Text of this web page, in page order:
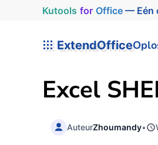
Kutools for Office— Eén
ExtendOffice
Excel
AuteurZhoumandy•